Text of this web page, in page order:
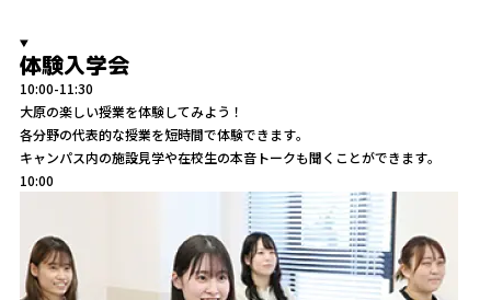
体験入学会
10:00-11:30
大原の楽しい授業を体験してみよう！
各分野の代表的な授業を短時間で体験できます。
キャンパス内の施設見学や在校生の本音トークも聞くことができます。
10:00